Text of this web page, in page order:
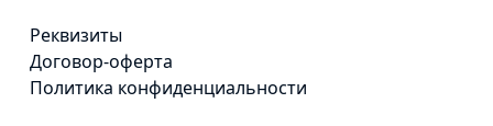
Реквизиты
Договор-оферта
Политика конфиденциальности